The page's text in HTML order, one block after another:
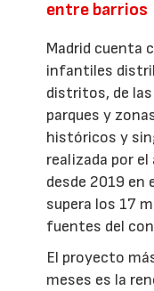
entre barrios
Madrid cuenta
infantiles
distritos, de las
parques y
históricos y
realizada por
desde 2019
supera los 17
fuentes del
El proyecto
meses es la